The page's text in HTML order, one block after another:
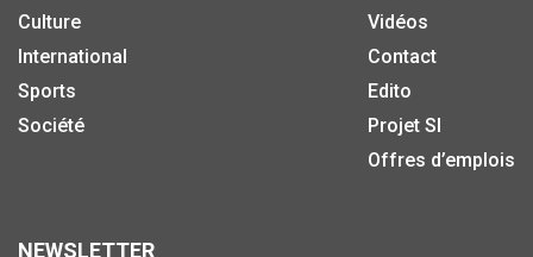
Culture
International
Sports
Société
Vidéos
Contact
Edito
Projet SI
Offres d’emplois
NEWSLETTER